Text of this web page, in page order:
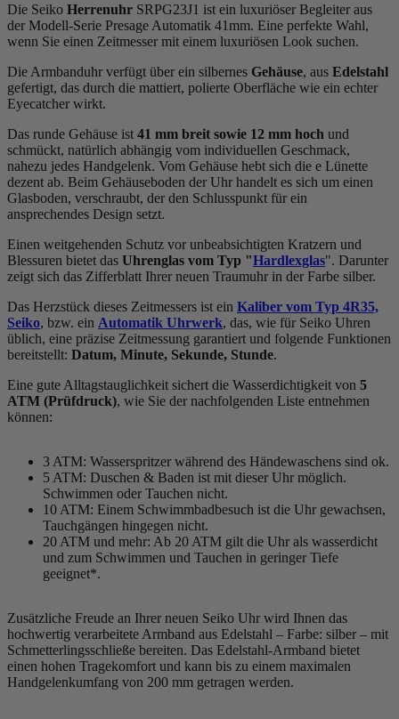
Die Seiko Herrenuhr SRPG23J1 ist ein luxuriöser Begleiter aus
der Modell-Serie Presage Automatik 41mm. Eine perfekte Wahl,
wenn Sie einen Zeitmesser mit einem luxuriösen Look suchen.
Die Armbanduhr verfügt über ein silbernes Gehäuse, aus Edelstahl
gefertigt, das durch die mattiert, polierte Oberfläche wie ein echter
Eyecatcher wirkt.
Das runde Gehäuse ist 41 mm breit sowie 12 mm hoch und
schmückt, natürlich abhängig vom individuellen Geschmack,
nahezu jedes Handgelenk. Vom Gehäuse hebt sich die e Lünette
dezent ab. Beim Gehäuseboden der Uhr handelt es sich um einen
Glasboden, verschraubt, der den Schlusspunkt für ein
ansprechendes Design setzt.
Einen weitgehenden Schutz vor unbeabsichtigten Kratzern und
Blessuren bietet das Uhrenglas vom Typ "Hardlexglas". Darunter
zeigt sich das Zifferblatt Ihrer neuen Traumuhr in der Farbe silber.
Das Herzstück dieses Zeitmessers ist ein Kaliber vom Typ 4R35,
Seiko, bzw. ein Automatik Uhrwerk, das, wie für Seiko Uhren
üblich, eine präzise Zeitmessung garantiert und folgende Funktionen
bereitstellt: Datum, Minute, Sekunde, Stunde.
Eine gute Alltagstauglichkeit sichert die Wasserdichtigkeit von 5
ATM (Prüfdruck), wie Sie der nachfolgenden Liste entnehmen
können:
3 ATM: Wasserspritzer während des Händewaschens sind ok.
5 ATM: Duschen & Baden ist mit dieser Uhr möglich.
Schwimmen oder Tauchen nicht.
10 ATM: Einem Schwimmbadbesuch ist die Uhr gewachsen,
Tauchgängen hingegen nicht.
20 ATM und mehr: Ab 20 ATM gilt die Uhr als wasserdicht
und zum Schwimmen und Tauchen in geringer Tiefe
geeignet*.
Zusätzliche Freude an Ihrer neuen Seiko Uhr wird Ihnen das
hochwertig verarbeitete Armband aus Edelstahl – Farbe: silber – mit
Schmetterlingsschließe bereiten. Das Edelstahl-Armband bietet
einen hohen Tragekomfort und kann bis zu einem maximalen
Handgelenkumfang von 200 mm getragen werden.